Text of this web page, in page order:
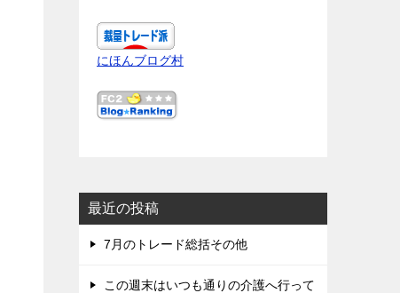
にほんブログ村
最近の投稿
7月のトレード総括その他
この週末はいつも通りの介護へ行って